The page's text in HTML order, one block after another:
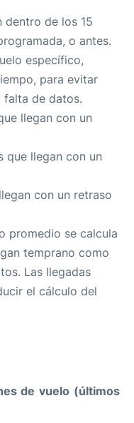
dentro de los 15
o antes.
específico,
para evitar
falta de datos.
llegan con un
que llegan con un
con un retraso
promedio se calcula
temprano como
Las llegadas
el cálculo del
de vuelo (últimos